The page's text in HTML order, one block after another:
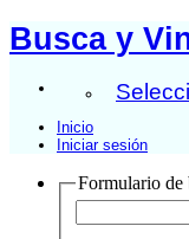
Busca y
Inicio
Iniciar sesión
Formulario de